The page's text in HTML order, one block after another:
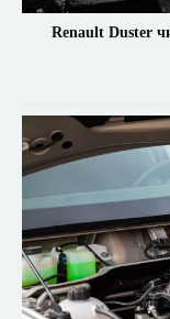
Renault Duster